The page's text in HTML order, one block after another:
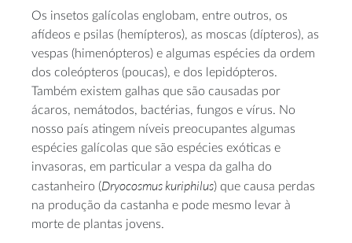
Os insetos galícolas englobam, entre outros, os
afídeos e psilas (hemípteros), as moscas (dípteros), as
vespas (himenópteros) e algumas espécies da ordem
dos coleópteros (poucas), e dos lepidópteros.
Também existem galhas que são causadas por
ácaros, nemátodos, bactérias, fungos e vírus. No
nosso país atingem níveis preocupantes algumas
espécies galícolas que são espécies exóticas e
invasoras, em particular a vespa da galha do
castanheiro (Dryocosmus kuriphilus) que causa perdas
na produção da castanha e pode mesmo levar à
morte de plantas jovens.